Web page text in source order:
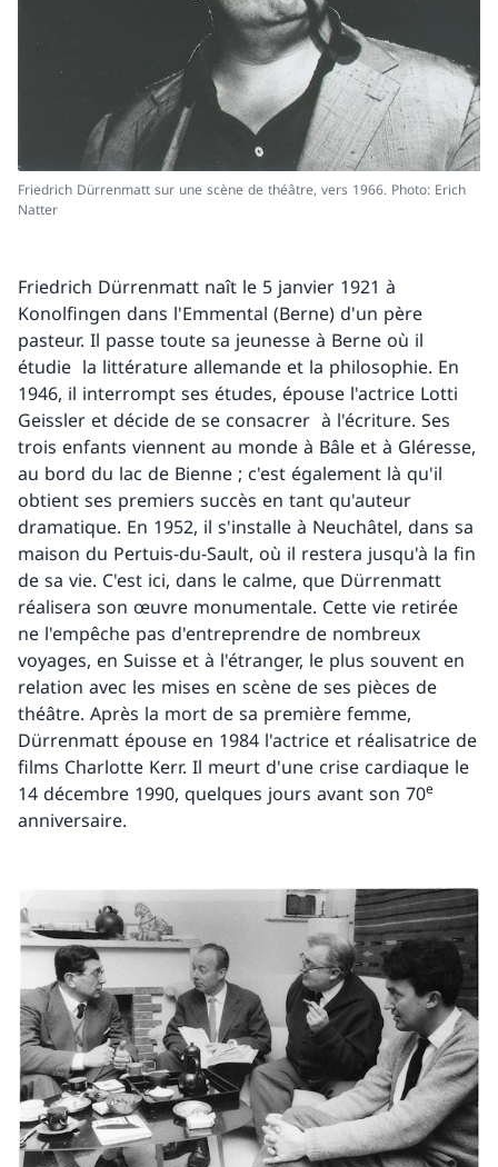
Friedrich Dürrenmatt sur une scène de théâtre, vers 1966. Photo: Erich
Natter
Friedrich Dürrenmatt naît le 5 janvier 1921 à
Konolfingen dans l'Emmental (Berne) d'un père
pasteur. Il passe toute sa jeunesse à Berne où il
étudie la littérature allemande et la philosophie. En
1946, il interrompt ses études, épouse l'actrice Lotti
Geissler et décide de se consacrer à l'écriture. Ses
trois enfants viennent au monde à Bâle et à Gléresse,
au bord du lac de Bienne ; c'est également là qu'il
obtient ses premiers succès en tant qu'auteur
dramatique. En 1952, il s'installe à Neuchâtel, dans sa
maison du Pertuis-du-Sault, où il restera jusqu'à la fin
de sa vie. C'est ici, dans le calme, que Dürrenmatt
réalisera son œuvre monumentale. Cette vie retirée
ne l'empêche pas d'entreprendre de nombreux
voyages, en Suisse et à l'étranger, le plus souvent en
relation avec les mises en scène de ses pièces de
théâtre. Après la mort de sa première femme,
Dürrenmatt épouse en 1984 l'actrice et réalisatrice de
films Charlotte Kerr. Il meurt d'une crise cardiaque le
14 décembre 1990, quelques jours avant son 70e
anniversaire.